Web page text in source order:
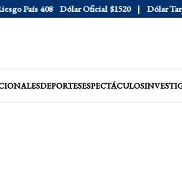
País 408 Dólar Oficial $1520 Dólar Tarjeta
DEPORTESESPECTÁCULOS